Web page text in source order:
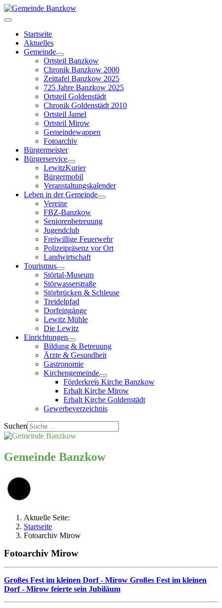
Startseite
Aktuelles
Gemeinde
Ortsteil Banzkow
Chronik Banzkow 2000
Zeittafel Banzkow 2025
725 Jahre Banzkow 2025
Ortsteil Goldenstädt
Chronik Goldenstädt 2010
Ortsteil Jamel
Ortsteil Mirow
Gemeindewappen
Fotoarchiv
Bürgermeister
Bürgerservice
LewitzKurier
Bürgermobil
Veranstaltungskalender
Leben in der Gemeinde
Vereine
FBZ-Banzkow
Seniorenbetreuung
Jugendclub
Freiwillige Feuerwehr
Polizeipräsenz vor Ort
Landwirtschaft
Tourismus
Störtal-Museum
Störwasserstraße
Störbrücken & Schleuse
Treidelpfad
Dorfeingänge
Lewitz Mühle
Die Lewitz
Einrichtungen
Bildung & Betreuung
Ärzte & Gesundheit
Gastronomie
Kirchengemeinde
Förderkreis Kirche Banzkow
Erhalt Kirche Mirow
Erhalt Kirche Goldenstädt
Gewerbeverzeichnis
Suchen
Gemeinde Banzkow
Aktuelle Seite:
Startseite
Fotoarchiv Mirow
Fotoarchiv Mirow
Großes Fest im kleinen Dorf - Mirow Großes Fest im kleinen
Dorf - Mirow feierte sein Jubiläum